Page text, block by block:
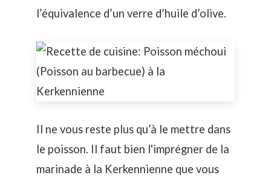
l’équivalence d’un verre d’huile d’olive.
Il ne vous reste plus qu’à le mettre dans
le poisson. Il faut bien l'imprégner de la
marinade à la Kerkennienne que vous